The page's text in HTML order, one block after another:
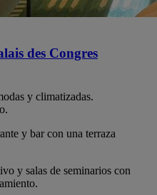
des Congres
y climatizadas.
y bar con una terraza
y salas de seminarios con